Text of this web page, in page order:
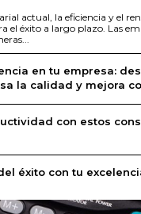
actual, la eficiencia y el
el éxito a largo plazo. Las
en tu empresa:
la calidad y mejora
con estos
éxito con tu